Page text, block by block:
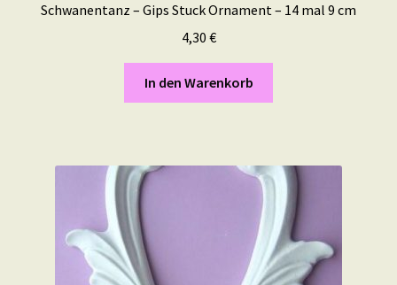
Schwanentanz – Gips Stuck Ornament – 14 mal 9 cm
4,30 €
In den Warenkorb